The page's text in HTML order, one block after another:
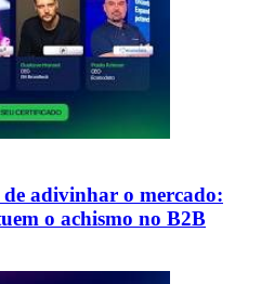
adivinhar o mercado:
o achismo no B2B